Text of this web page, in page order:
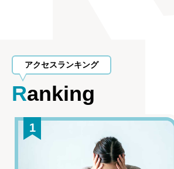
アクセスランキング
Ranking
1